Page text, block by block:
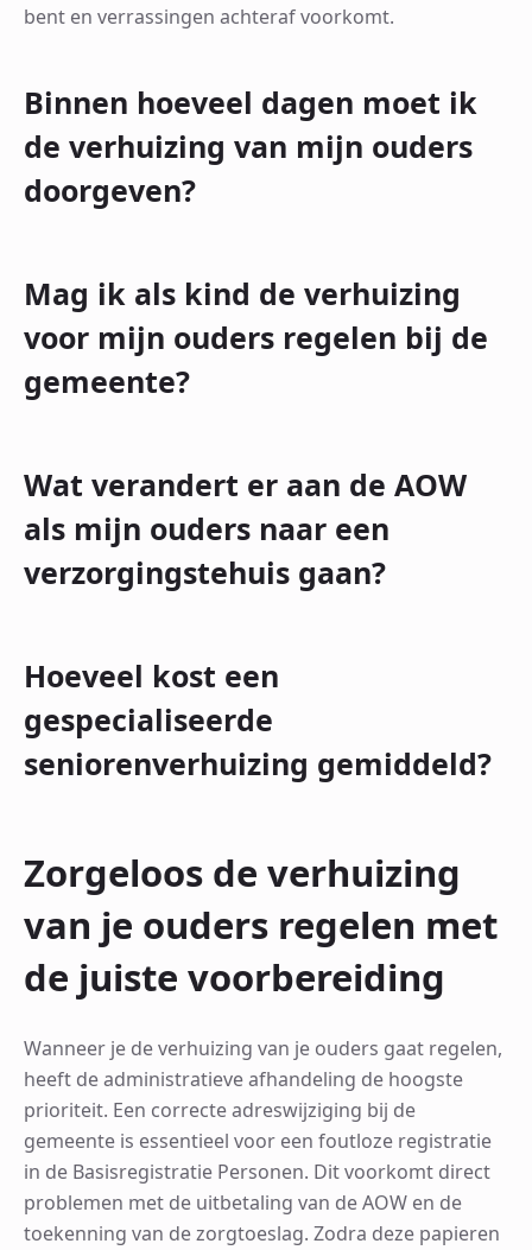
bent en verrassingen achteraf voorkomt.
Binnen hoeveel dagen moet ik
de verhuizing van mijn ouders
doorgeven?
Mag ik als kind de verhuizing
voor mijn ouders regelen bij de
gemeente?
Wat verandert er aan de AOW
als mijn ouders naar een
verzorgingstehuis gaan?
Hoeveel kost een
gespecialiseerde
seniorenverhuizing gemiddeld?
Zorgeloos de verhuizing
van je ouders regelen met
de juiste voorbereiding
Wanneer je de verhuizing van je ouders gaat regelen,
heeft de administratieve afhandeling de hoogste
prioriteit. Een correcte adreswijziging bij de
gemeente is essentieel voor een foutloze registratie
in de Basisregistratie Personen. Dit voorkomt direct
problemen met de uitbetaling van de AOW en de
toekenning van de zorgtoeslag. Zodra deze papieren